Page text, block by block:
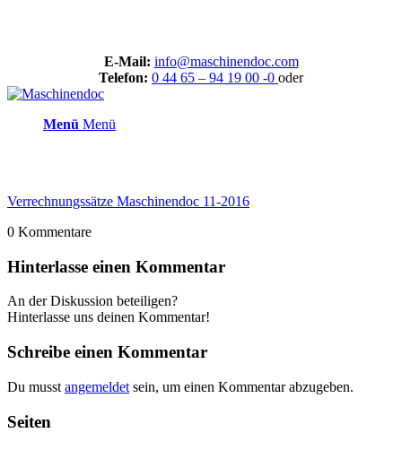
E-Mail: info@maschinendoc.com
Telefon: 0 44 65 – 94 19 00 -0 oder
Menü Menü
Verrechnungssätze Maschinendoc 11-2016
0 Kommentare
Hinterlasse einen Kommentar
An der Diskussion beteiligen?
Hinterlasse uns deinen Kommentar!
Schreibe einen Kommentar
Du musst angemeldet sein, um einen Kommentar abzugeben.
Seiten